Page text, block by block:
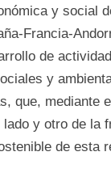
y social
Francia-
de
y
que, mediante
y otro de la
de esta